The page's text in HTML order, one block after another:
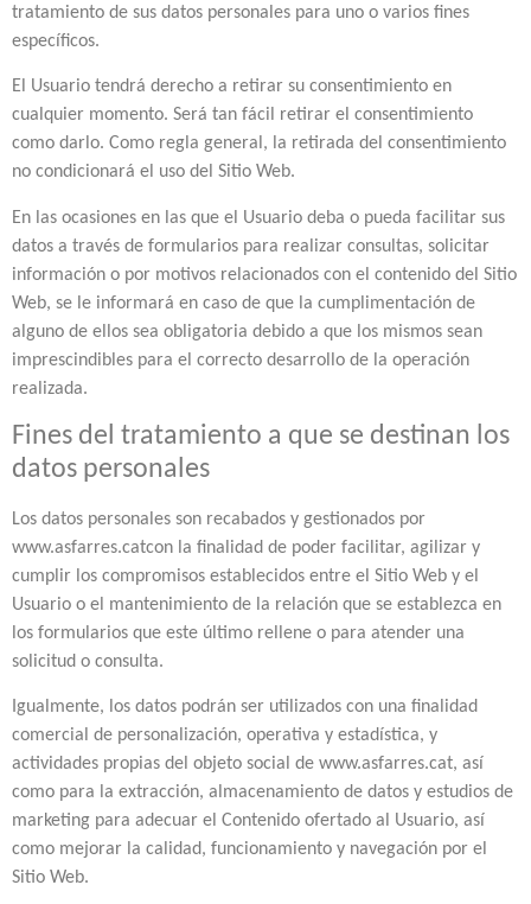
tratamiento de sus datos personales para uno o varios fines
específicos.
El Usuario tendrá derecho a retirar su consentimiento en
cualquier momento. Será tan fácil retirar el consentimiento
como darlo. Como regla general, la retirada del consentimiento
no condicionará el uso del Sitio Web.
En las ocasiones en las que el Usuario deba o pueda facilitar sus
datos a través de formularios para realizar consultas, solicitar
información o por motivos relacionados con el contenido del Sitio
Web, se le informará en caso de que la cumplimentación de
alguno de ellos sea obligatoria debido a que los mismos sean
imprescindibles para el correcto desarrollo de la operación
realizada.
Fines del tratamiento a que se destinan los
datos personales
Los datos personales son recabados y gestionados por
www.asfarres.catcon la finalidad de poder facilitar, agilizar y
cumplir los compromisos establecidos entre el Sitio Web y el
Usuario o el mantenimiento de la relación que se establezca en
los formularios que este último rellene o para atender una
solicitud o consulta.
Igualmente, los datos podrán ser utilizados con una finalidad
comercial de personalización, operativa y estadística, y
actividades propias del objeto social de www.asfarres.cat, así
como para la extracción, almacenamiento de datos y estudios de
marketing para adecuar el Contenido ofertado al Usuario, así
como mejorar la calidad, funcionamiento y navegación por el
Sitio Web.